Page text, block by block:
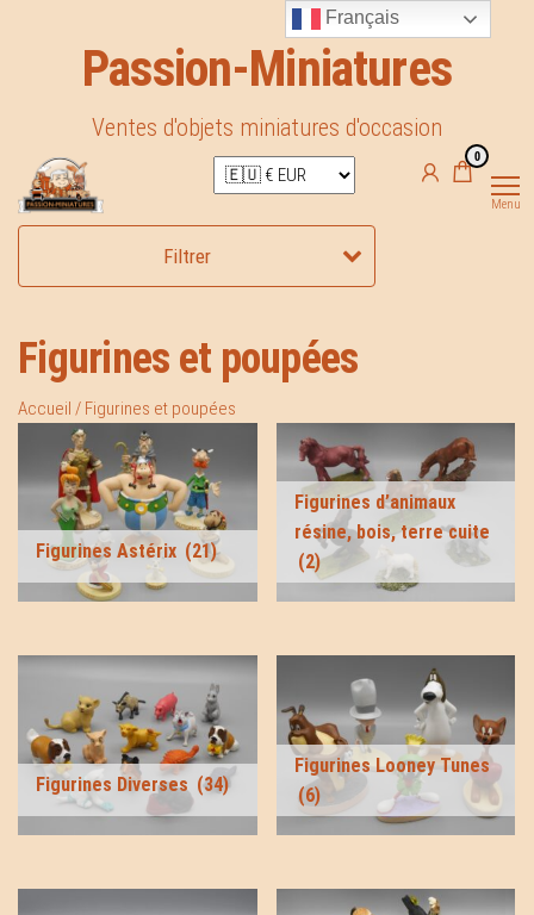
Passion-Miniatures
Ventes d'objets miniatures d'occasion
0
Menu
Filtrer
Figurines et poupées
Accueil / Figurines et poupées
Figurines Astérix (21)
Figurines d’animaux
résine, bois, terre cuite
(2)
Figurines Diverses (34)
Figurines Looney Tunes
(6)
Français